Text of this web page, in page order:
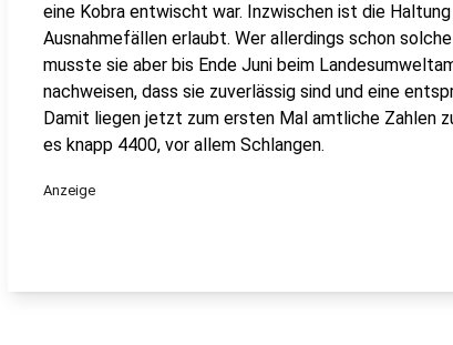
eine Kobra entwischt war. Inzwischen ist die
Ausnahmefällen erlaubt. Wer allerdings schon
musste sie aber bis Ende Juni beim
nachweisen, dass sie zuverlässig sind und eine
Damit liegen jetzt zum ersten Mal amtliche Zahlen
es knapp 4400, vor allem Schlangen.
Anzeige